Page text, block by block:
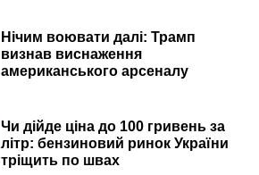
Нічим воювати далі: Трамп
визнав виснаження
американського арсеналу
Чи дійде ціна до 100 гривень за
літр: бензиновий ринок України
тріщить по швах